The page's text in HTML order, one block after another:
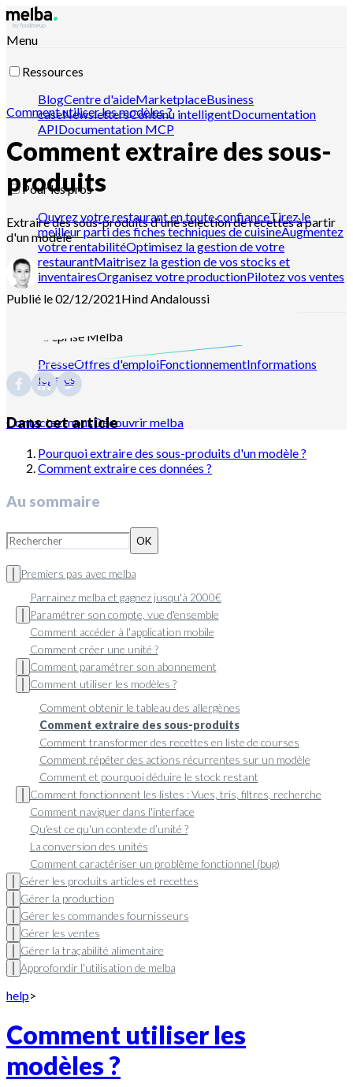
Menu
Ressources
BlogCentre d'aideMarketplaceBusiness
caseNewslettersContenu intelligentDocumentation
APIDocumentation MCP
Pour les pros
Ouvrez votre restaurant en toute confianceTirez le
meilleur parti des fiches techniques de cuisineAugmentez
votre rentabilitéOptimisez la gestion de votre
restaurantMaitrisez la gestion de vos stocks et
inventairesOrganisez votre productionPilotez vos ventes
L'entreprise Melba
PresseOffres d'emploiFonctionnementInformations
légales
Contactez-nousDécouvrir melba
Comment utiliser les modèles ?
Comment extraire des sous-
produits
Extraire des sous-produits d'une sélection de recettes à partir
d'un modèle
Publié le 02/12/2021HindAndaloussi
Dans cet article
Pourquoi extraire des sous-produits d'un modèle ?
Comment extraire ces données ?
Au sommaire
OK
Premiers pas avec melba
Parrainez melba et gagnez jusqu'à 2000€
Paramétrer son compte, vue d'ensemble
Comment accéder à l'application mobile
Comment créer une unité ?
Comment paramétrer son abonnement
Comment utiliser les modèles ?
Comment obtenir le tableau des allergènes
Comment extraire des sous-produits
Comment transformer des recettes en liste de courses
Comment répéter des actions récurrentes sur un modèle
Comment et pourquoi déduire le stock restant
Comment fonctionnent les listes : Vues, tris, filtres, recherche
Comment naviguer dans l'interface
Qu'est ce qu'un contexte d’unité ?
La conversion des unités
Comment caractériser un problème fonctionnel (bug)
Gérer les produits articles et recettes
Gérer la production
Gérer les commandes fournisseurs
Gérer les ventes
Gérer la traçabilité alimentaire
Approfondir l'utilisation de melba
help>
Comment utiliser les
modèles ?